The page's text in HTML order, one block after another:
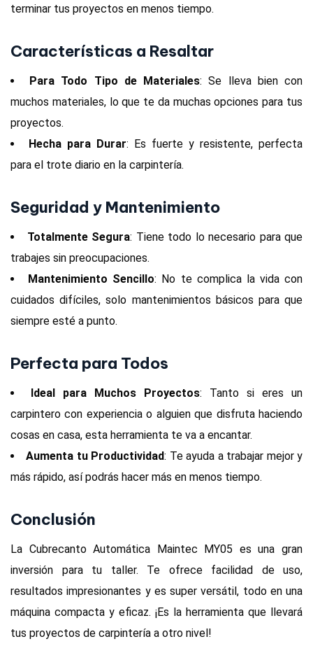
terminar tus proyectos en menos tiempo.
Características a Resaltar
Para Todo Tipo de Materiales: Se lleva bien con
muchos materiales, lo que te da muchas opciones para tus
proyectos.
Hecha para Durar: Es fuerte y resistente, perfecta
para el trote diario en la carpintería.
Seguridad y Mantenimiento
Totalmente Segura: Tiene todo lo necesario para que
trabajes sin preocupaciones.
Mantenimiento Sencillo: No te complica la vida con
cuidados difíciles, solo mantenimientos básicos para que
siempre esté a punto.
Perfecta para Todos
Ideal para Muchos Proyectos: Tanto si eres un
carpintero con experiencia o alguien que disfruta haciendo
cosas en casa, esta herramienta te va a encantar.
Aumenta tu Productividad: Te ayuda a trabajar mejor y
más rápido, así podrás hacer más en menos tiempo.
Conclusión
La Cubrecanto Automática Maintec MY05 es una gran
inversión para tu taller. Te ofrece facilidad de uso,
resultados impresionantes y es super versátil, todo en una
máquina compacta y eficaz. ¡Es la herramienta que llevará
tus proyectos de carpintería a otro nivel!